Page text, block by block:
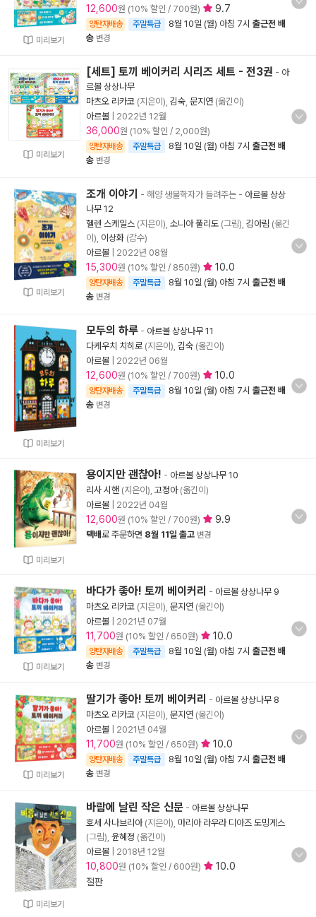
미리보기
12,600원 (10% 할인 / 700원) 9.7
양탄자배송 주말특급 8월 10일 (월) 아침 7시 출근전 배
송 변경
미리보기
[세트] 토끼 베이커리 시리즈 세트 - 전3권 - 아
르볼 상상나무
마츠오 리카코 (지은이), 김숙 문지연 (옮긴이)
아르볼
2022년 12월
36,000원 (10% 할인 / 2,000원)
양탄자배송 주말특급 8월 10일 (월) 아침 7시 출근전 배
송 변경
미리보기
조개 이야기 - 해양 생물학자가 들려주는 - 아르볼 상상
나무 12
헬렌 스케일스 (지은이), 소니아 풀리도 (그림), 김아림 (옮긴
이), 이상화 (감수)
아르볼
2022년 08월
15,300원 (10% 할인 / 850원) 10.0
양탄자배송 주말특급 8월 10일 (월) 아침 7시 출근전 배
송 변경
미리보기
모두의 하루 - 아르볼 상상나무 11
다케우치 치히로 (지은이), 김숙 (옮긴이)
아르볼
2022년 06월
12,600원 (10% 할인 / 700원) 10.0
양탄자배송 주말특급 8월 10일 (월) 아침 7시 출근전 배
송 변경
미리보기
용이지만 괜찮아! - 아르볼 상상나무 10
리사 시핸 (지은이), 고정아(옮긴이)
아르볼
2022년 04월
12,600원 (10% 할인 / 700원) 9.9
택배로 주문하면 8월 11일 출고 변경
미리보기
바다가 좋아! 토끼 베이커리 - 아르볼 상상나무 9
마츠오 리카코 (지은이), 문지연 (옮긴이)
아르볼
2021년 07월
11,700원 (10% 할인 / 650원) 10.0
양탄자배송 주말특급 8월 10일 (월) 아침 7시 출근전 배
송 변경
미리보기
딸기가 좋아! 토끼 베이커리 - 아르볼 상상나무 8
마츠오 리카코 (지은이), 문지연 (옮긴이)
아르볼
2021년 04월
11,700원 (10% 할인 / 650원) 10.0
양탄자배송 주말특급 8월 10일 (월) 아침 7시 출근전 배
송 변경
미리보기
바람에 날린 작은 신문 - 아르볼 상상나무
호세 사나브리아(지은이), 마리아 라우라 디아즈 도밍게스
(그림), 윤혜정 (옮긴이)
아르볼
2018년 12월
10,800원 (10% 할인 / 600원)
10.0
절판